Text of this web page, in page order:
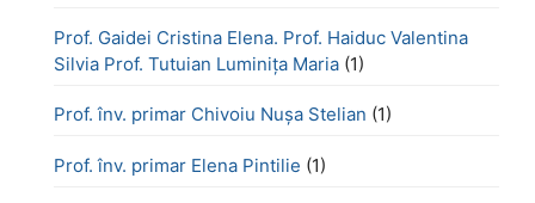
Prof. Gaidei Cristina Elena. Prof. Haiduc Valentina
Silvia Prof. Tutuian Luminița Maria (1)
Prof. înv. primar Chivoiu Nușa Stelian (1)
Prof. înv. primar Elena Pintilie (1)